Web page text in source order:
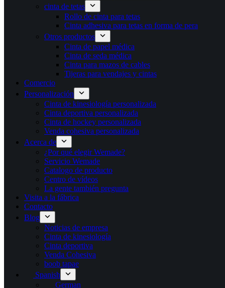
cinta de tetas
Rollo de cinta para tetas
Cinta adhesiva para tetas en forma de pera
Otros productos
Cinta de papel médica
Cinta de seda médica
Cinta para mazos de cables
Tijeras para vendajes y cintas
Comercio
Personalización
Cinta de kinesiología personalizada
Cinta deportiva personalizada
Cinta de hockey personalizada
Venda cohesiva personalizada
Acerca de
¿Por qué elegir Wemade?
Servicio Wemade
Catalogo de producto
Centro de vídeos
La gente también pregunta
Visita a la fábrica
Contacto
Blog
Noticias de empresa
Cinta de kinesiología
Cinta deportiva
Venda Cohesiva
boob tapae
Spanish
German